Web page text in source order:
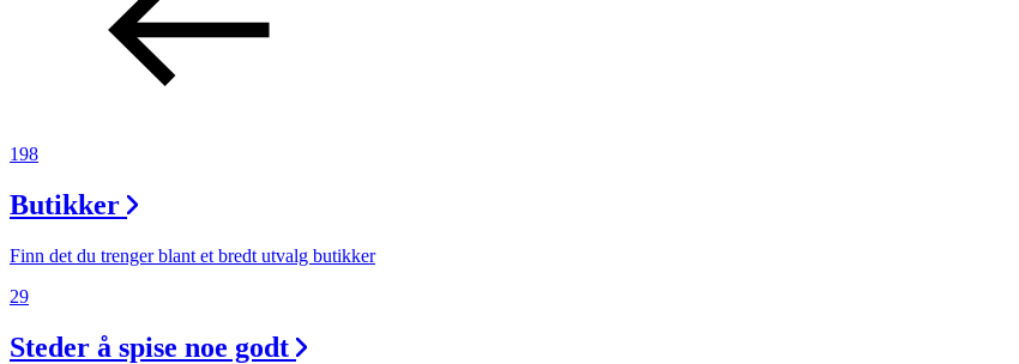
Tilbud
Søk
Åpningstider
198
Butikker
Finn det du trenger blant et bredt utvalg butikker
29
Steder å spise noe godt